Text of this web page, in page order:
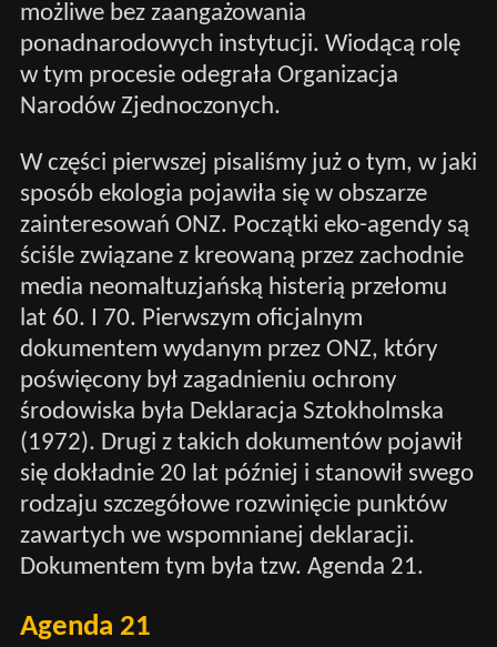
możliwe bez zaangażowania
ponadnarodowych instytucji. Wiodącą rolę
w tym procesie odegrała Organizacja
Narodów Zjednoczonych.
W części pierwszej pisaliśmy już o tym, w jaki
sposób ekologia pojawiła się w obszarze
zainteresowań ONZ. Początki eko-agendy są
ściśle związane z kreowaną przez zachodnie
media neomaltuzjańską histerią przełomu
lat 60. I 70. Pierwszym oficjalnym
dokumentem wydanym przez ONZ, który
poświęcony był zagadnieniu ochrony
środowiska była Deklaracja Sztokholmska
(1972). Drugi z takich dokumentów pojawił
się dokładnie 20 lat później i stanowił swego
rodzaju szczegółowe rozwinięcie punktów
zawartych we wspomnianej deklaracji.
Dokumentem tym była tzw. Agenda 21.
Agenda 21